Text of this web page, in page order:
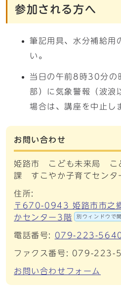
参加される方へ
筆記用具、水分補給用
い。
当日の午前8時30分の
部）に気象警報（波浪
場合は、講座を中止し
お問い合わせ
姫路市 こども未来局 こ
課 すこやか子育てセンタ
住所:
〒670-0943 姫路市市之
かセンター3階
別ウィンドウで
電話番号: 079-223-
ファクス番号: 079-223-
お問い合わせフォーム